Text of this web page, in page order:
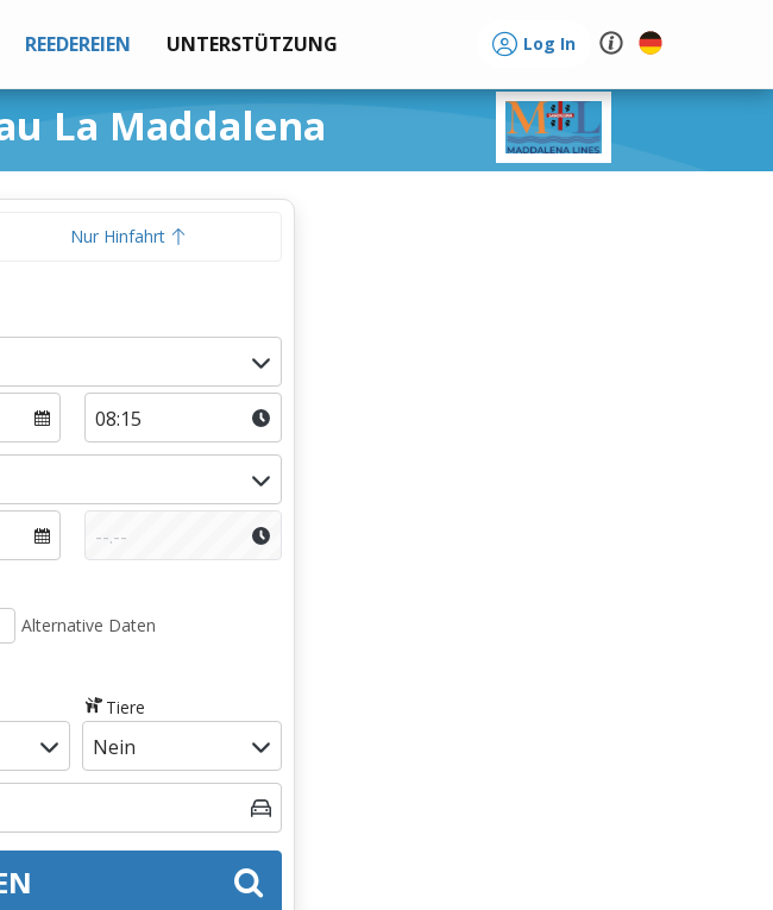
REEDEREIEN UNTERSTÜTZUNG Log In
La Maddalena
Nur Hinfahrt
Alternative Daten
Tiere